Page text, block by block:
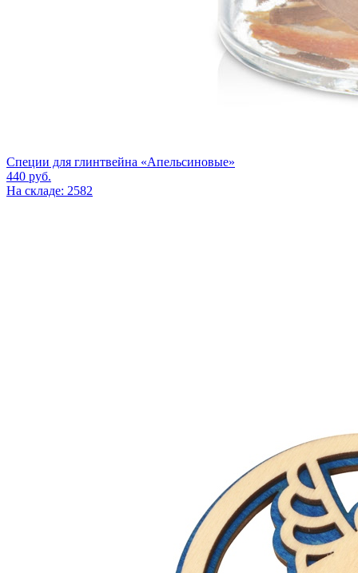
Специи для глинтвейна «Апельсиновые»
440 руб.
На складе: 2582